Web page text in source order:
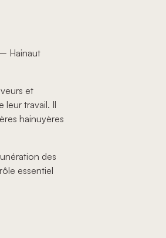
Hainaut
et
leur travail. Il
hainuyères
des
essentiel